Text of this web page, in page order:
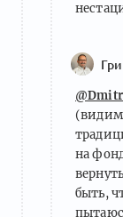
на
быть,